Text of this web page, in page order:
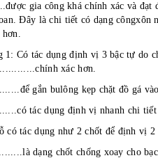
gia công khá chính xác và đạt
Đây là chi tiết có dạng
1: Có tác dụng định vị 3 bậc tự do
xác hơn.
gắn bulông kẹp chặt đồ gá
tác dụng định vị nhanh chi tiết
có tác dụng như 2 chốt để định vị
dạng chốt chống xoay cho